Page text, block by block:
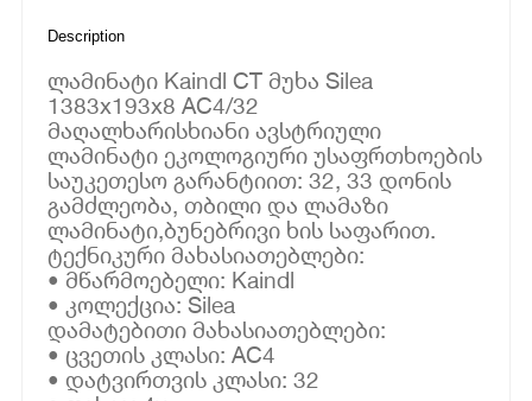
Description
ლამინატი Kaindl CT მუხა Silea
1383x193x8 AC4/32
მაღალხარისხიანი ავსტრიული
ლამინატი ეკოლოგიური უსაფრთხოების
საუკეთესო გარანტიით: 32, 33 დონის
გამძლეობა, თბილი და ლამაზი
ლამინატი,ბუნებრივი ხის საფარით.
ტექნიკური მახასიათებლები:
• მწარმოებელი: Kaindl
• კოლექცია: Silea
დამატებითი მახასიათებლები:
• ცვეთის კლასი: AC4
• დატვირთვის კლასი: 32